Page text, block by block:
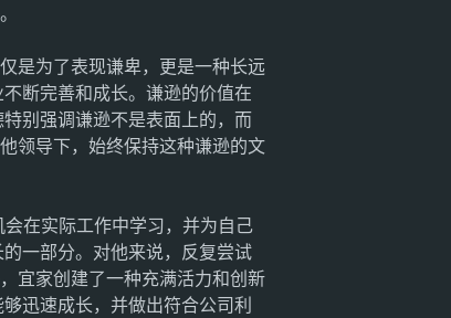
是为了表现谦卑，更是一种长远
断完善和成长。谦逊的价值在
别强调谦逊不是表面上的，而
领导下，始终保持这种谦逊的文
在实际工作中学习，并为自己
一部分。对他来说，反复尝试
宜家创建了一种充满活力和创新
迅速成长，并做出符合公司利